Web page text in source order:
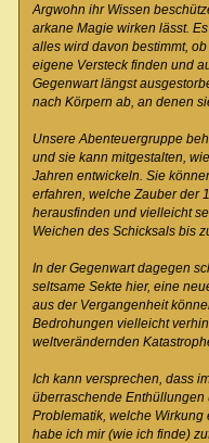
Argwohn ihr Wissen
arkane Magie wirken lässt.
alles wird davon bestimmt,
eigene Versteck finden und
Gegenwart längst
nach Körpern ab, an denen
Unsere Abenteuergruppe
und sie kann mitgestalten,
Jahren entwickeln. Sie
erfahren, welche Zauber der
herausfinden und vielleicht
Weichen des Schicksals bis
In der Gegenwart dagegen
seltsame Sekte hier, eine
aus der Vergangenheit
Bedrohungen vielleicht
weltverändernden
Ich kann versprechen, dass
überraschende Enthüllungen
Problematik, welche Wirkung
habe ich mir (wie ich finde)